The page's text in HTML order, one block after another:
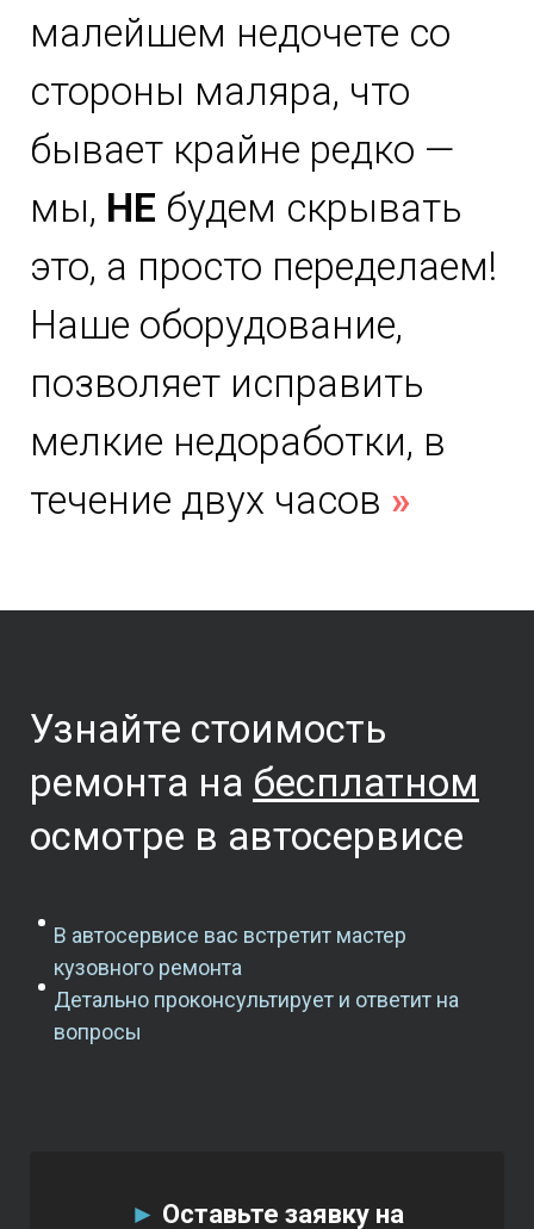
малейшем недочете со
стороны маляра, что
бывает крайне редко —
мы, НЕ будем скрывать
это, а просто переделаем!
Наше оборудование,
позволяет исправить
мелкие недоработки, в
течение двух часов »
Узнайте стоимость
ремонта на бесплатном
осмотре в автосервисе
В автосервисе вас встретит мастер
кузовного ремонта
Детально проконсультирует и ответит на
вопросы
► Оставьте заявку на